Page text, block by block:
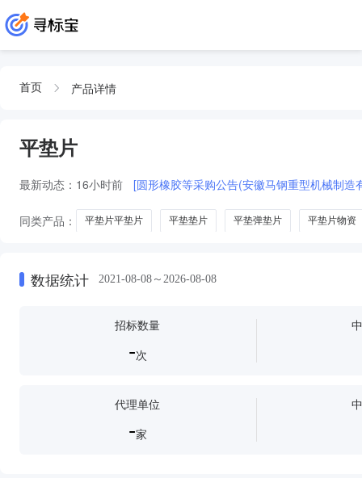
首页 产品详情
平垫片
最新动态： 16小时前 [圆形橡胶等采购公告(安徽马钢重型机械制造
同类产品： 平垫片平垫片 平垫垫片 平垫弹垫片 平垫片物资
数据统计 2021-08-08～2026-08-08
招标数量
-次
代理单位
-家